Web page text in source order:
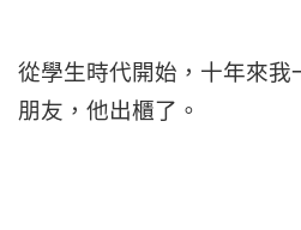
從學生時代開始，十年來我
朋友，他出櫃了。